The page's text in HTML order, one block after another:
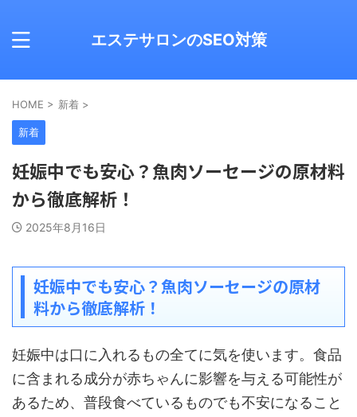
エステサロンのSEO対策
HOME > 新着 >
新着
妊娠中でも安心？魚肉ソーセージの原材料
から徹底解析！
2025年8月16日
妊娠中でも安心？魚肉ソーセージの原材
料から徹底解析！
妊娠中は口に入れるもの全てに気を使います。食品
に含まれる成分が赤ちゃんに影響を与える可能性が
あるため、普段食べているものでも不安になること